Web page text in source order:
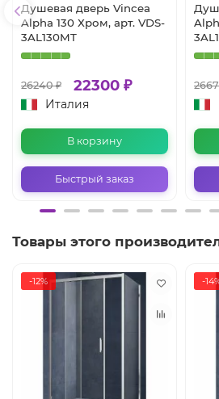
Душевая дверь Vincea
Alpha 130 Хром, арт. VDS-
3AL130MT
26240 ₽ 22300 ₽
Италия
В корзину
Быстрый заказ
Товары этого
-12% -